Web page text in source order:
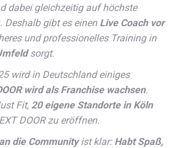
dabei gleichzeitig auf höchste
Deshalb gibt es einen Live Coach vor
und professionelles Training in
sorgt.
wird in Deutschland einiges
wird als Franchise wachsen.
Fit, 20 eigene Standorte in Köln
DOOR zu eröffnen.
die Communityist klar: Habt Spaß,